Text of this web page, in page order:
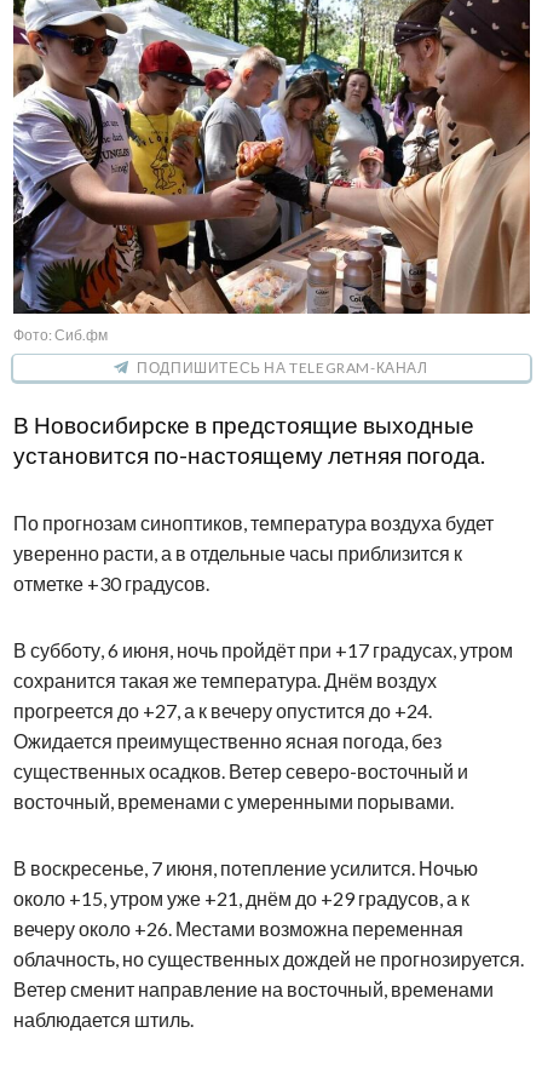
Фото: Сиб.фм
ПОДПИШИТЕСЬ НА TELEGRAM-КАНАЛ
В Новосибирске в предстоящие выходные
установится по-настоящему летняя погода.
По прогнозам синоптиков, температура воздуха будет
уверенно расти, а в отдельные часы приблизится к
отметке +30 градусов.
В субботу, 6 июня, ночь пройдёт при +17 градусах, утром
сохранится такая же температура. Днём воздух
прогреется до +27, а к вечеру опустится до +24.
Ожидается преимущественно ясная погода, без
существенных осадков. Ветер северо-восточный и
восточный, временами с умеренными порывами.
В воскресенье, 7 июня, потепление усилится. Ночью
около +15, утром уже +21, днём до +29 градусов, а к
вечеру около +26. Местами возможна переменная
облачность, но существенных дождей не прогнозируется.
Ветер сменит направление на восточный, временами
наблюдается штиль.